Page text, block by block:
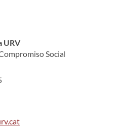
URV
Social